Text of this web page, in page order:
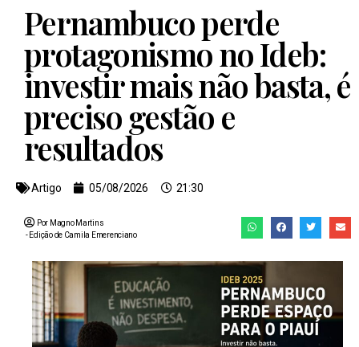
Pernambuco perde
protagonismo no Ideb:
investir mais não basta, é
preciso gestão e
resultados
Artigo 05/08/2026 21:30
Por Magno Martins
- Edição de Camila Emerenciano